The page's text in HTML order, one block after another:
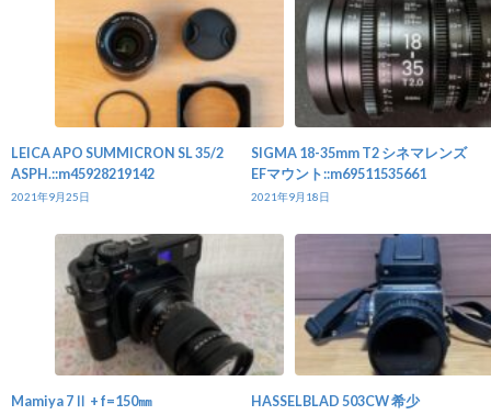
LEICA APO SUMMICRON SL 35/2
ASPH.::m45928219142
2021年9月25日
SIGMA 18-35mm T2 シネマレンズ
EFマウント::m69511535661
2021年9月18日
Mamiya 7Ⅱ + f=150㎜
HASSELBLAD 503CW 希少